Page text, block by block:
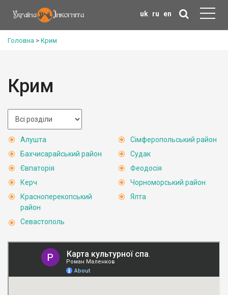
uk ru en
Головна > Крим
Крим
Алушта
Бахчисарайський район
Євпаторія
Керч
Красноперекопський
район
Севастополь
Сімферопольський район
Судак
Феодосія
Чорноморський район
Ялта